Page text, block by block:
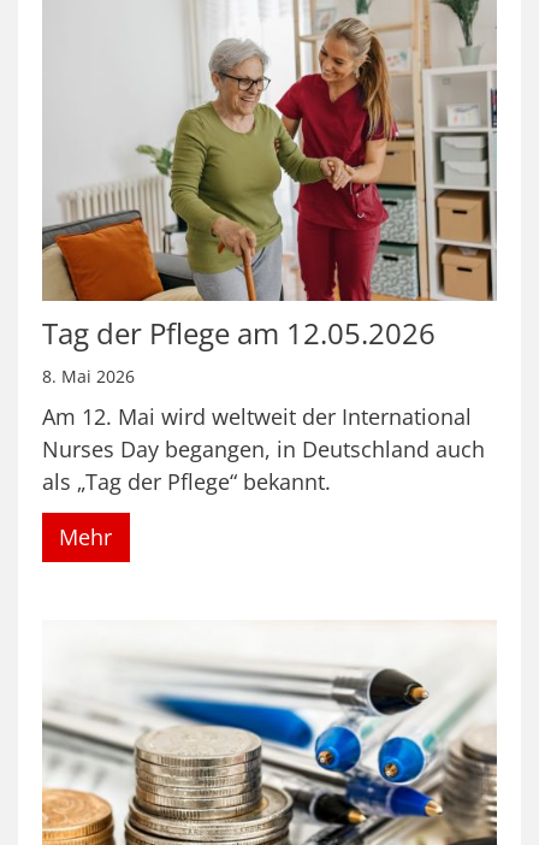
Tag der Pflege am 12.05.2026
8. Mai 2026
Am 12. Mai wird weltweit der International
Nurses Day begangen, in Deutschland auch
als „Tag der Pflege“ bekannt.
Mehr